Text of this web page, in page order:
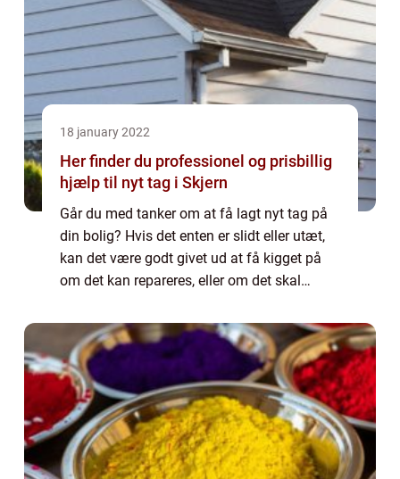
18 january 2022
Her finder du professionel og prisbillig
hjælp til nyt tag i Skjern
Går du med tanker om at få lagt nyt tag på
din bolig? Hvis det enten er slidt eller utæt,
kan det være godt givet ud at få kigget på
om det kan repareres, eller om det skal
god investering at få lagt nyt ta...